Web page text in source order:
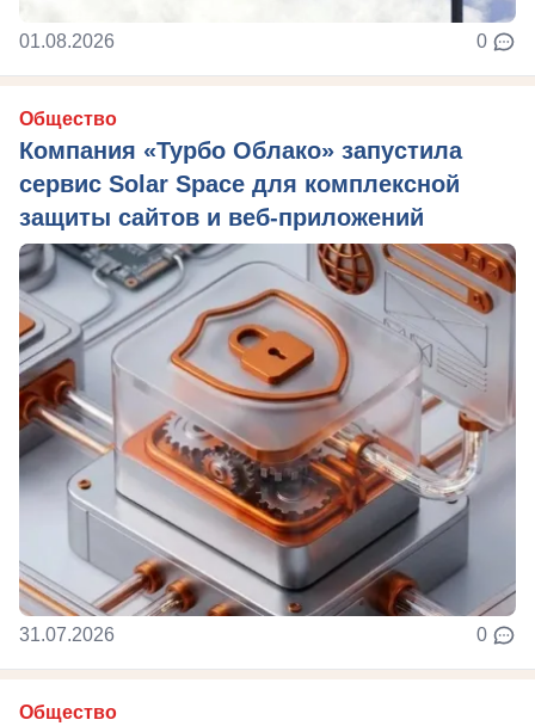
01.08.2026 0
Общество
Компания «Турбо Облако» запустила
сервис Solar Space для комплексной
защиты сайтов и веб-приложений
31.07.2026 0
Общество